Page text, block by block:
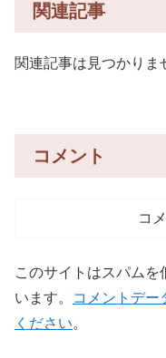
関連記事
関連記事は見つかりま
コメント
コ
このサイトはスパムを
います。
コメントデー
ください。